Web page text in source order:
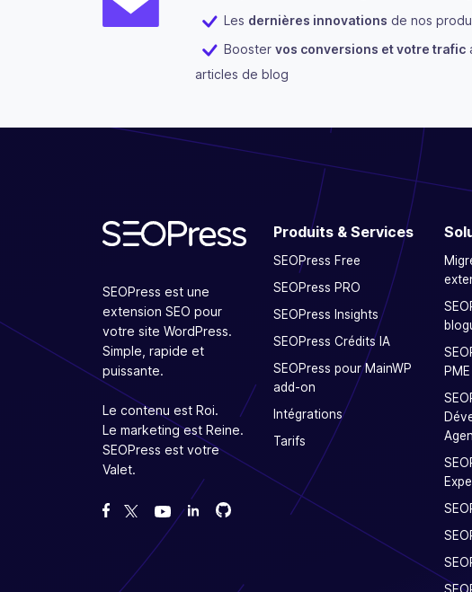
Les dernières innovations de nos
Booster vos conversions et votre trafic
articles de blog
SEOPress est une
extension SEO pour
votre site WordPress.
Simple, rapide et
puissante.
Le contenu est Roi.
Le marketing est Reine.
SEOPress est votre
Valet.
Likez notre page Facebook
Suivez-nous sur Twitter
Nous voir sur YouTube
Forcez-nous sur GitHub
Forcez-nous sur GitHub
Produits & Services
SEOPress Free
SEOPress PRO
SEOPress Insights
SEOPress Crédits IA
SEOPress pour MainWP
add-on
Intégrations
Tarifs
PME